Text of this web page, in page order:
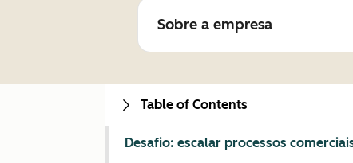
Sobre a empresa
Table of Contents
Desafio: escalar processos